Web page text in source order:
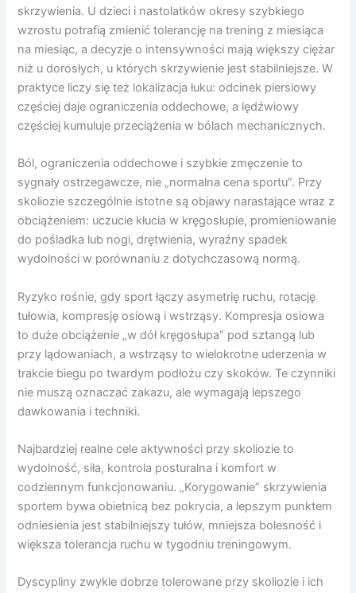
skrzywienia. U dzieci i nastolatków okresy szybkiego
wzrostu potrafią zmienić tolerancję na trening z miesiąca
na miesiąc, a decyzje o intensywności mają większy ciężar
niż u dorosłych, u których skrzywienie jest stabilniejsze. W
praktyce liczy się też lokalizacja łuku: odcinek piersiowy
częściej daje ograniczenia oddechowe, a lędźwiowy
częściej kumuluje przeciążenia w bólach mechanicznych.
Ból, ograniczenia oddechowe i szybkie zmęczenie to
sygnały ostrzegawcze, nie „normalna cena sportu”. Przy
skoliozie szczególnie istotne są objawy narastające wraz z
obciążeniem: uczucie kłucia w kręgosłupie, promieniowanie
do pośladka lub nogi, drętwienia, wyraźny spadek
wydolności w porównaniu z dotychczasową normą.
Ryzyko rośnie, gdy sport łączy asymetrię ruchu, rotację
tułowia, kompresję osiową i wstrząsy. Kompresja osiowa
to duże obciążenie „w dół kręgosłupa” pod sztangą lub
przy lądowaniach, a wstrząsy to wielokrotne uderzenia w
trakcie biegu po twardym podłożu czy skoków. Te czynniki
nie muszą oznaczać zakazu, ale wymagają lepszego
dawkowania i techniki.
Najbardziej realne cele aktywności przy skoliozie to
wydolność, siła, kontrola posturalna i komfort w
codziennym funkcjonowaniu. „Korygowanie” skrzywienia
sportem bywa obietnicą bez pokrycia, a lepszym punktem
odniesienia jest stabilniejszy tułów, mniejsza bolesność i
większa tolerancja ruchu w tygodniu treningowym.
Dyscypliny zwykle dobrze tolerowane przy skoliozie i ich